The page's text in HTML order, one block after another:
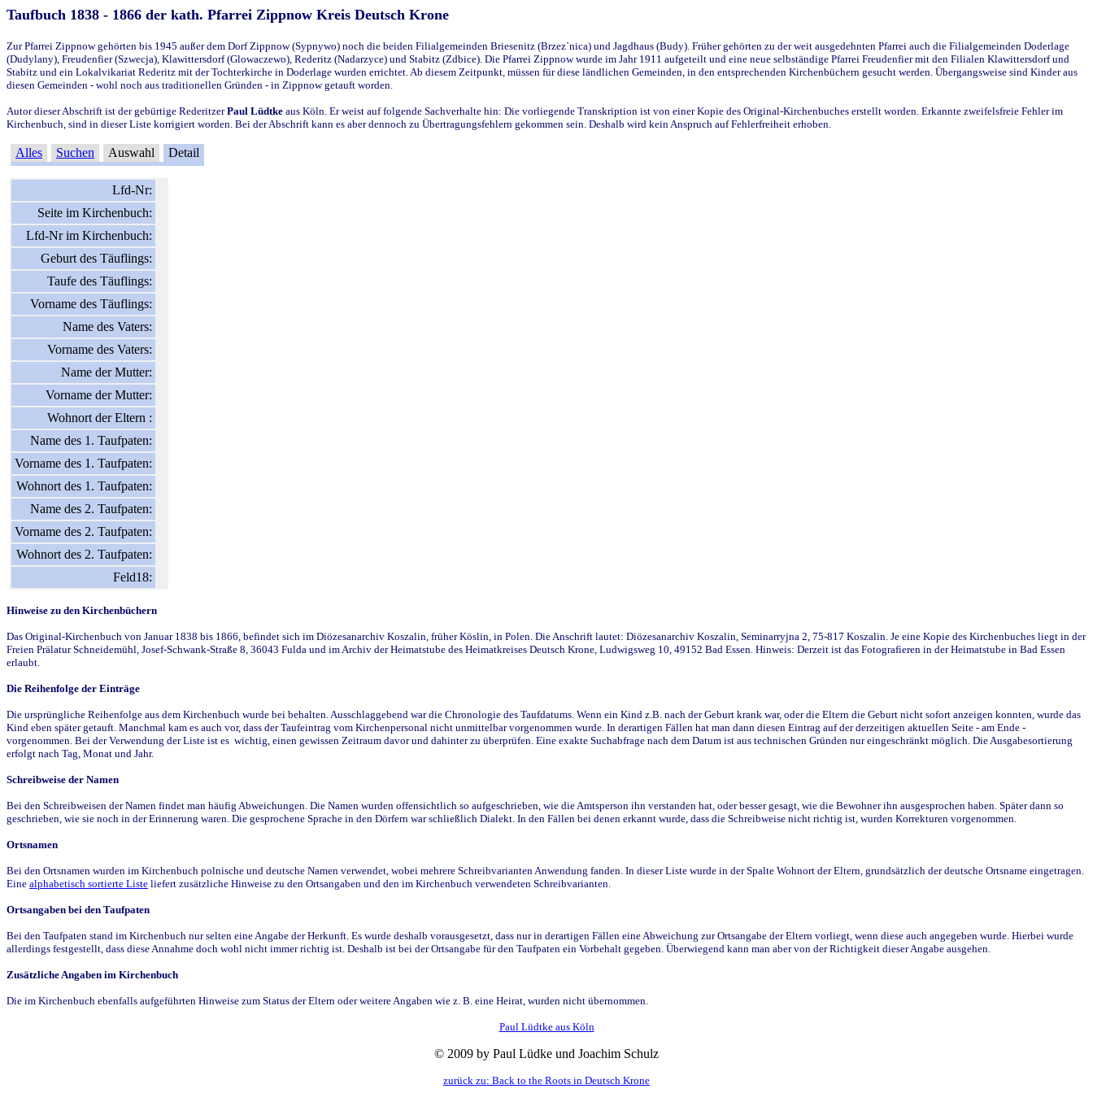
Taufbuch 1838 - 1866 der kath. Pfarrei Zippnow Kreis Deutsch Krone
Zur Pfarrei Zippnow gehörten bis 1945 außer dem Dorf Zippnow (Sypnywo) noch die beiden Filialgemeinden Briesenitz (Brzez`nica) und Jagdhaus (Budy). Früher gehörten zu der weit ausgedehnten Pfarrei auch die Filialgemeinden Doderlage
(Dudylany), Freudenfier (Szwecja), Klawittersdorf (Glowaczewo), Rederitz (Nadarzyce) und Stabitz (Zdbice). Die Pfarrei Zippnow wurde im Jahr 1911 aufgeteilt und eine neue selbständige Pfarrei Freudenfier mit den Filialen Klawittersdorf und
Stabitz und ein Lokalvikariat Rederitz mit der Tochterkirche in Doderlage wurden errichtet. Ab diesem Zeitpunkt, müssen für diese ländlichen Gemeinden, in den entsprechenden Kirchenbüchern gesucht werden. Übergangsweise sind Kinder aus
diesen Gemeinden - wohl noch aus traditionellen Gründen - in Zippnow getauft worden.
Autor dieser Abschrift ist der gebürtige RederitzerPaul Lüdtke aus Köln. Er weist auf folgende Sachverhalte hin: Die vorliegende Transkription ist von einer Kopie des Original-Kirchenbuches erstellt worden. Erkannte zweifelsfreie Fehler im
Kirchenbuch, sind in dieser Liste korrigiert worden. Bei der Abschrift kann es aber dennoch zu Übertragungsfehlern gekommen sein. Deshalb wird kein Anspruch auf Fehlerfreiheit erhoben.
Alles Suchen Auswahl Detail
Lfd-Nr:
Seite im Kirchenbuch:
Lfd-Nr im Kirchenbuch:
Geburt des Täuflings:
Taufe des Täuflings:
Vorname des Täuflings:
Name des Vaters:
Vorname des Vaters:
Name der Mutter:
Vorname der Mutter:
Wohnort der Eltern :
Name des 1. Taufpaten:
Vorname des 1. Taufpaten:
Wohnort des 1. Taufpaten:
Name des 2. Taufpaten:
Vorname des 2. Taufpaten:
Wohnort des 2. Taufpaten:
Feld18:
Hinweise zu den Kirchenbüchern
Das Original-Kirchenbuch von Januar 1838 bis 1866, befindet sich im Diözesanarchiv Koszalin, früher Köslin, in Polen. Die Anschrift lautet: Diözesanarchiv Koszalin, Seminarryjna 2, 75-817 Koszalin. Je eine Kopie des Kirchenbuches liegt in der
Freien Prälatur Schneidemühl, Josef-Schwank-Straße 8, 36043 Fulda und im Archiv der Heimatstube des Heimatkreises Deutsch Krone, Ludwigsweg 10, 49152 Bad Essen. Hinweis: Derzeit ist das Fotografieren in der Heimatstube in Bad Essen
erlaubt.
Die Reihenfolge der Einträge
Die ursprüngliche Reihenfolge aus dem Kirchenbuch wurde bei behalten. Ausschlaggebend war die Chronologie des Taufdatums. Wenn ein Kind z.B. nach der Geburt krank war, oder die Eltern die Geburt nicht sofort anzeigen konnten, wurde das
Kind eben später getauft. Manchmal kam es auch vor, dass der Taufeintrag vom Kirchenpersonal nicht unmittelbar vorgenommen wurde. In derartigen Fällen hat man dann diesen Eintrag auf der derzeitigen aktuellen Seite - am Ende -
vorgenommen. Bei der Verwendung der Liste ist es wichtig, einen gewissen Zeitraum davor und dahinter zu überprüfen. Eine exakte Suchabfrage nach dem Datum ist aus technischen Gründen nur eingeschränkt möglich. Die Ausgabesortierung
erfolgt nach Tag, Monat und Jahr.
Schreibweise der Namen
Bei den Schreibweisen der Namen findet man häufig Abweichungen. Die Namen wurden offensichtlich so aufgeschrieben, wie die Amtsperson ihn verstanden hat, oder besser gesagt, wie die Bewohner ihn ausgesprochen haben. Später dann so
geschrieben, wie sie noch in der Erinnerung waren. Die gesprochene Sprache in den Dörfern war schließlich Dialekt. In den Fällen bei denen erkannt wurde, dass die Schreibweise nicht richtig ist, wurden Korrekturen vorgenommen.
Ortsnamen
Bei den Ortsnamen wurden im Kirchenbuch polnische und deutsche Namen verwendet, wobei mehrere Schreibvarianten Anwendung fanden. In dieser Liste wurde in der Spalte Wohnort der Eltern, grundsätzlich der deutsche Ortsname eingetragen.
Eine alphabetisch sortierte Liste liefert zusätzliche Hinweise zu den Ortsangaben und den im Kirchenbuch verwendeten Schreibvarianten.
Ortsangaben bei den Taufpaten
Bei den Taufpaten stand im Kirchenbuch nur selten eine Angabe der Herkunft. Es wurde deshalb vorausgesetzt, dass nur in derartigen Fällen eine Abweichung zur Ortsangabe der Eltern vorliegt, wenn diese auch angegeben wurde. Hierbei wurde
allerdings festgestellt, dass diese Annahme doch wohl nicht immer richtig ist. Deshalb ist bei der Ortsangabe für den Taufpaten ein Vorbehalt gegeben. Überwiegend kann man aber von der Richtigkeit dieser Angabe ausgehen.
Zusätzliche Angaben im Kirchenbuch
Die im Kirchenbuch ebenfalls aufgeführten Hinweise zum Status der Eltern oder weitere Angaben wie z. B. eine Heirat, wurden nicht übernommen.
Paul Lüdtke aus Köln
© 2009 by Paul Lüdke und Joachim Schulz
zurück zu: Back to the Roots in Deutsch Krone